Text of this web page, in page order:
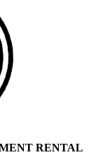
RENTAL